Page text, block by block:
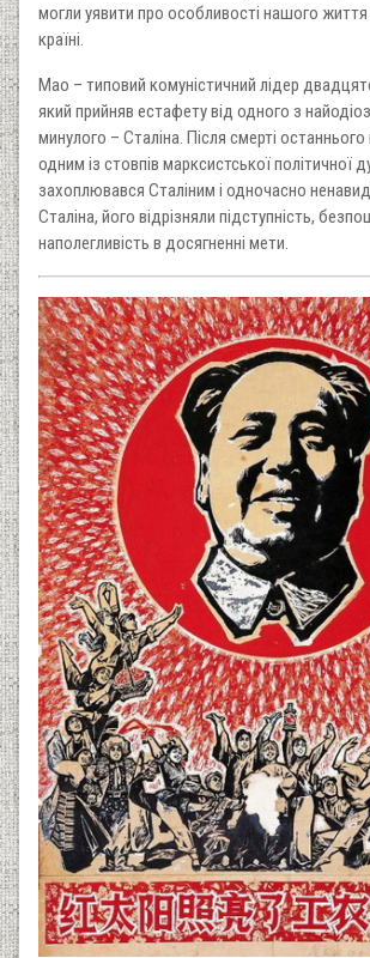
могли уявити про особливості нашого життя
країні.
Мао – типовий комуністичний лідер
який прийняв естафету від одного з
минулого – Сталіна. Після смерті останнього
одним із стовпів марксистської політичної
захоплювався Сталіним і одночасно
Сталіна, його відрізняли підступність,
наполегливість в досягненні мети.